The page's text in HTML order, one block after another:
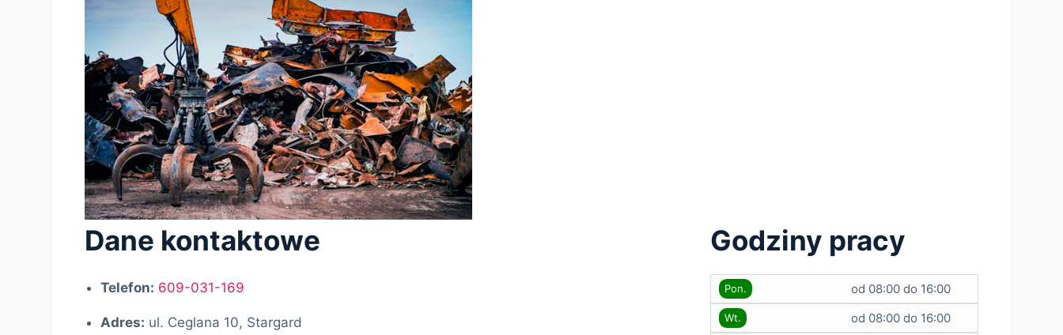
Dane kontaktowe
Telefon: 609-031-169
Adres: ul. Ceglana 10, Stargard
Godziny pracy
Pon. od 08:00 do 16:00
Wt. od 08:00 do 16:00